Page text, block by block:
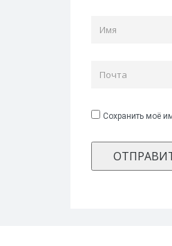
Сохранить моё